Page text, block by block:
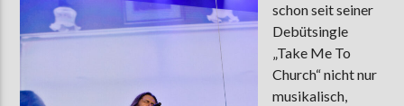
schon seit seiner
Debütsingle
„Take Me To
Church“ nicht nur
musikalisch,